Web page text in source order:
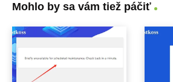
Mohlo by sa vám tiež páčiť